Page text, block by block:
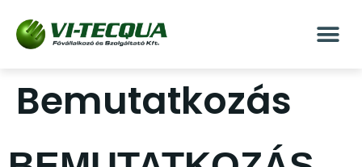
Bemutatkozás